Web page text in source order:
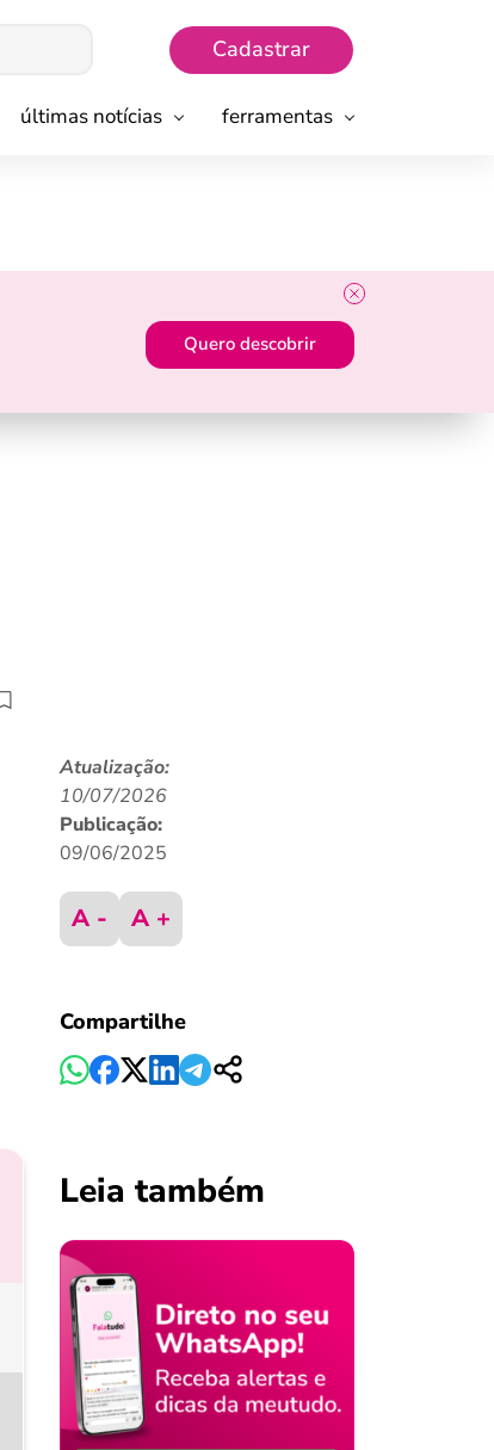
Cadastrar
últimas notícias ferramentas
Quero descobrir
Atualização:
10/07/2026
Publicação:
09/06/2025
A - A +
Compartilhe
Leia também